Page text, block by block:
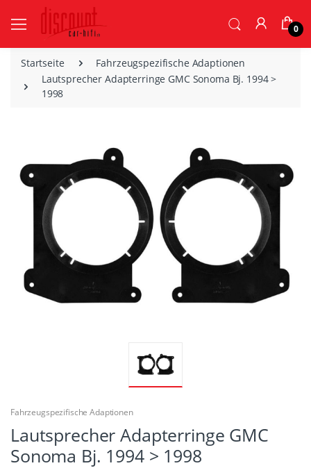
0
Startseite
Fahrzeugspezifische Adaptionen
Lautsprecher Adapterringe GMC Sonoma Bj. 1994 >
1998
Fahrzeugspezifische Adaptionen
Lautsprecher Adapterringe GMC
Sonoma Bj. 1994 > 1998